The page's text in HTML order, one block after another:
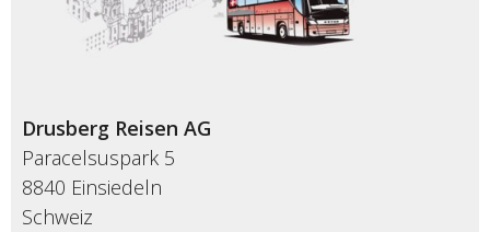
Drusberg Reisen AG
Paracelsuspark 5
8840 Einsiedeln
Schweiz